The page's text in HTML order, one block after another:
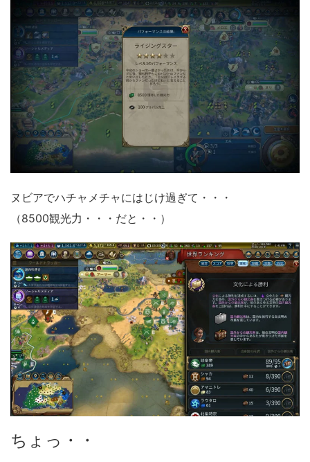
ヌビアでハチャメチャにはじけ過ぎて・・・
（8500観光力・・・だと・・）
ちょっ・・